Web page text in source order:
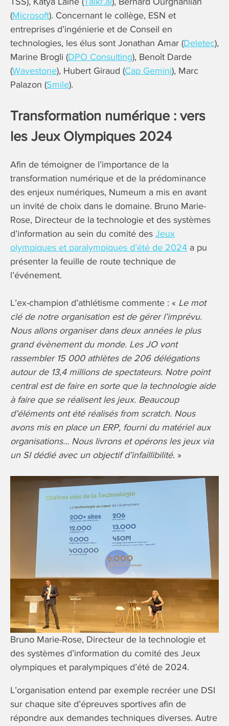
(Microsoft). Concernant le collège, ESN et
entreprises d’ingénierie et de Conseil en
technologies, les élus sont Jonathan Amar (Deletec),
Marine Brogli (DPO Consulting), Benoît Darde
(Wavestone), Hubert Giraud (Cap Gemini), Marc
Palazon (Smile).
Transformation numérique : vers
les Jeux Olympiques 2024
Afin de témoigner de l’importance de la
transformation numérique et de la prédominance
des enjeux numériques, Numeum a mis en avant
un invité de choix dans le domaine. Bruno Marie-
Rose, Directeur de la technologie et des systèmes
d’information au sein du comité des Jeux
olympiques et paralympiques d’été de 2024 a pu
présenter la feuille de route technique de
l’événement.
L’ex-champion d’athlétisme commente : « Le mot
clé de notre organisation est de gérer l’imprévu.
Nous allons organiser dans deux années le plus
grand évènement du monde. Les JO vont
rassembler 15 000 athlètes de 206 délégations
autour de 13,4 millions de spectateurs. Notre point
central est de faire en sorte que la technologie aide
à faire que se réalisent les jeux. Beaucoup
d’éléments ont été réalisés from scratch. Nous
avons mis en place un ERP, fourni du matériel aux
organisations… Nous livrons et opérons les jeux via
un SI dédié avec un objectif d’infaillibilité. »
Bruno Marie-Rose, Directeur de la technologie et
des systèmes d’information du comité des Jeux
olympiques et paralympiques d’été de 2024.
L’organisation entend par exemple recréer une DSI
sur chaque site d’épreuves sportives afin de
répondre aux demandes techniques diverses. Autre